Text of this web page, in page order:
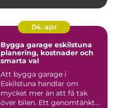
04. apr
Bygga garage eskilstuna
planering, kostnader och
smarta val
Att bygga garage i
Eskilstuna handlar om
mycket mer än att få tak
över bilen. Ett genomtänkt